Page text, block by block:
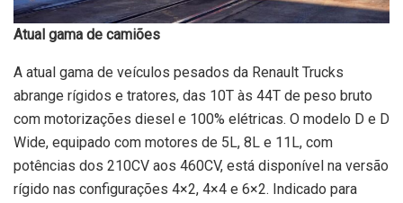
Atual gama de camiões
A atual gama de veículos pesados da Renault Trucks
abrange rígidos e tratores, das 10T às 44T de peso bruto
com motorizações diesel e 100% elétricas. O modelo D e D
Wide, equipado com motores de 5L, 8L e 11L, com
potências dos 210CV aos 460CV, está disponível na versão
rígido nas configurações 4×2, 4×4 e 6×2. Indicado para